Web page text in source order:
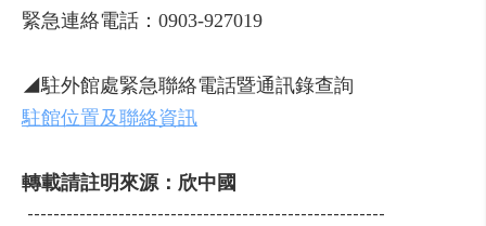
緊急連絡電話：0903-927019
◢駐外館處緊急聯絡電話暨通訊錄查詢
駐館位置及聯絡資訊
轉載請註明來源：欣中國
-------------------------------------------------------